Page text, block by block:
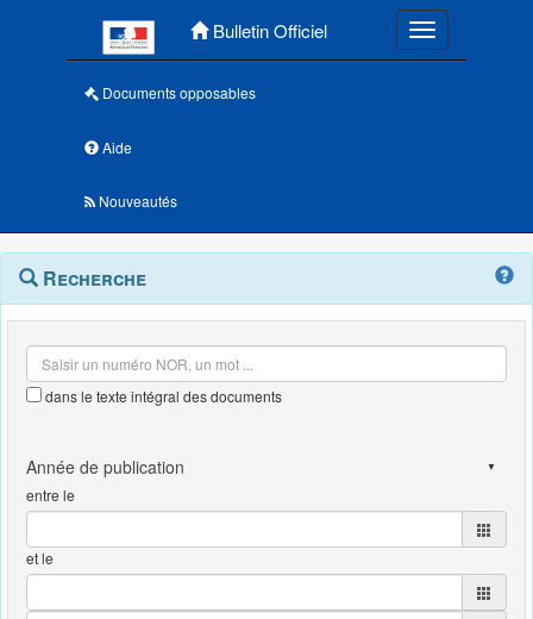
Bulletin Officiel Toggle
Documents opposables
Aide
Nouveautés
Navigation
outils
Menu
contextuel
Recherche
dans le texte intégral des documents
entre le
et le